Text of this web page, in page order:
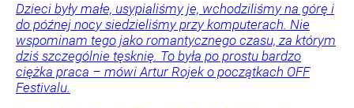
Dzieci były małe, usypialiśmy je, wchodziliśmy na górę i
do późnej nocy siedzieliśmy przy komputerach. Nie
wspominam tego jako romantycznego czasu, za którym
dziś szczególnie tęsknię. To była po prostu bardzo
ciężka praca – mówi Artur Rojek o początkach OFF
Festivalu.